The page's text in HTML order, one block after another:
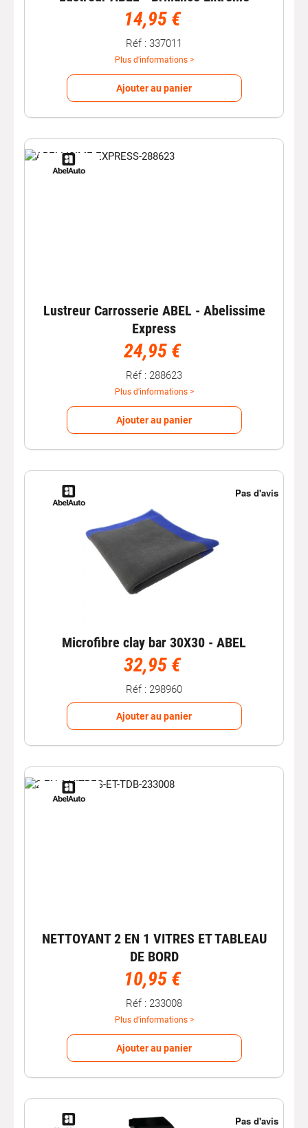
14,95 €
Réf : 337011
Plus d'informations >
Ajouter au panier
Lustreur Carrosserie ABEL - Abelissime
Express
24,95 €
Réf : 288623
Plus d'informations >
Ajouter au panier
Microfibre clay bar 30X30 - ABEL
32,95 €
Réf : 298960
Ajouter au panier
NETTOYANT 2 EN 1 VITRES ET TABLEAU
DE BORD
10,95 €
Réf : 233008
Plus d'informations >
Ajouter au panier